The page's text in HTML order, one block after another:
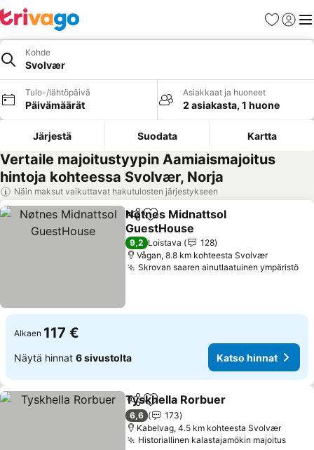
Suosikit
Kohde
Svolvær
Tulo-/lähtöpäivä
Päivämäärät
Asiakkaat ja huoneet
2 asiakasta, 1 huone
Järjestä Suodata Kartta
Vertaile majoitustyypin Aamiaismajoitus
hintoja kohteessa Svolvær, Norja
Näin maksut vaikuttavat hakutulosten järjestykseen
Jaa Lisää suosikkeihin
Nøtnes Midnattsol
GuestHouse
Katso hinnat
9,2 Loistava
128
Vågan, 8.8 km kohteesta Svolvær
Skrovan saaren ainutlaatuinen ympäristö
Alkaen 117 €
Näytä hinnat 6 sivustolta Katso hinnat
Jaa Lisää suosikkeihin
Tyskhella Rorbuer
6,6
173
Kabelvag, 4.5 km kohteesta Svolvær
Historiallinen kalastajamökin majoitus